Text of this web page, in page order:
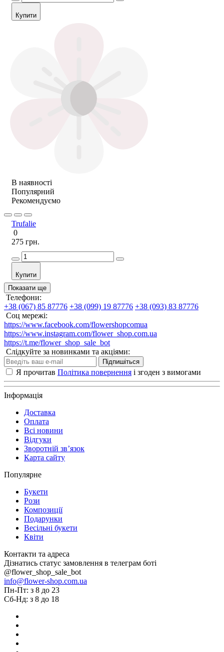
Купити
В наявності
Популярний
Рекомендуємо
Trufalie
0
275 грн.
Купити
Показати ще
Телефони:
+38 (067) 85 87776 +38 (099) 19 87776 +38 (093) 83 87776
Соц мережі:
https://www.facebook.com/flowershopcomua
https://www.instagram.com/flower_shop.com.ua
https://t.me/flower_shop_sale_bot
Слідкуйте за новинками та акціями:
Підпишіться
Я прочитав Політика повернення і згоден з вимогами
Інформація
Доставка
Оплата
Всі новини
Відгуки
Зворотній зв’язок
Карта сайту
Популярне
Букети
Рози
Композиції
Подарунки
Весільні букети
Квіти
Контакти та адреса
Дізнатись статус замовлення в телеграм боті
@flower_shop_sale_bot
info@flower-shop.com.ua
Пн-Пт: з 8 до 23
Сб-Нд: з 8 до 18